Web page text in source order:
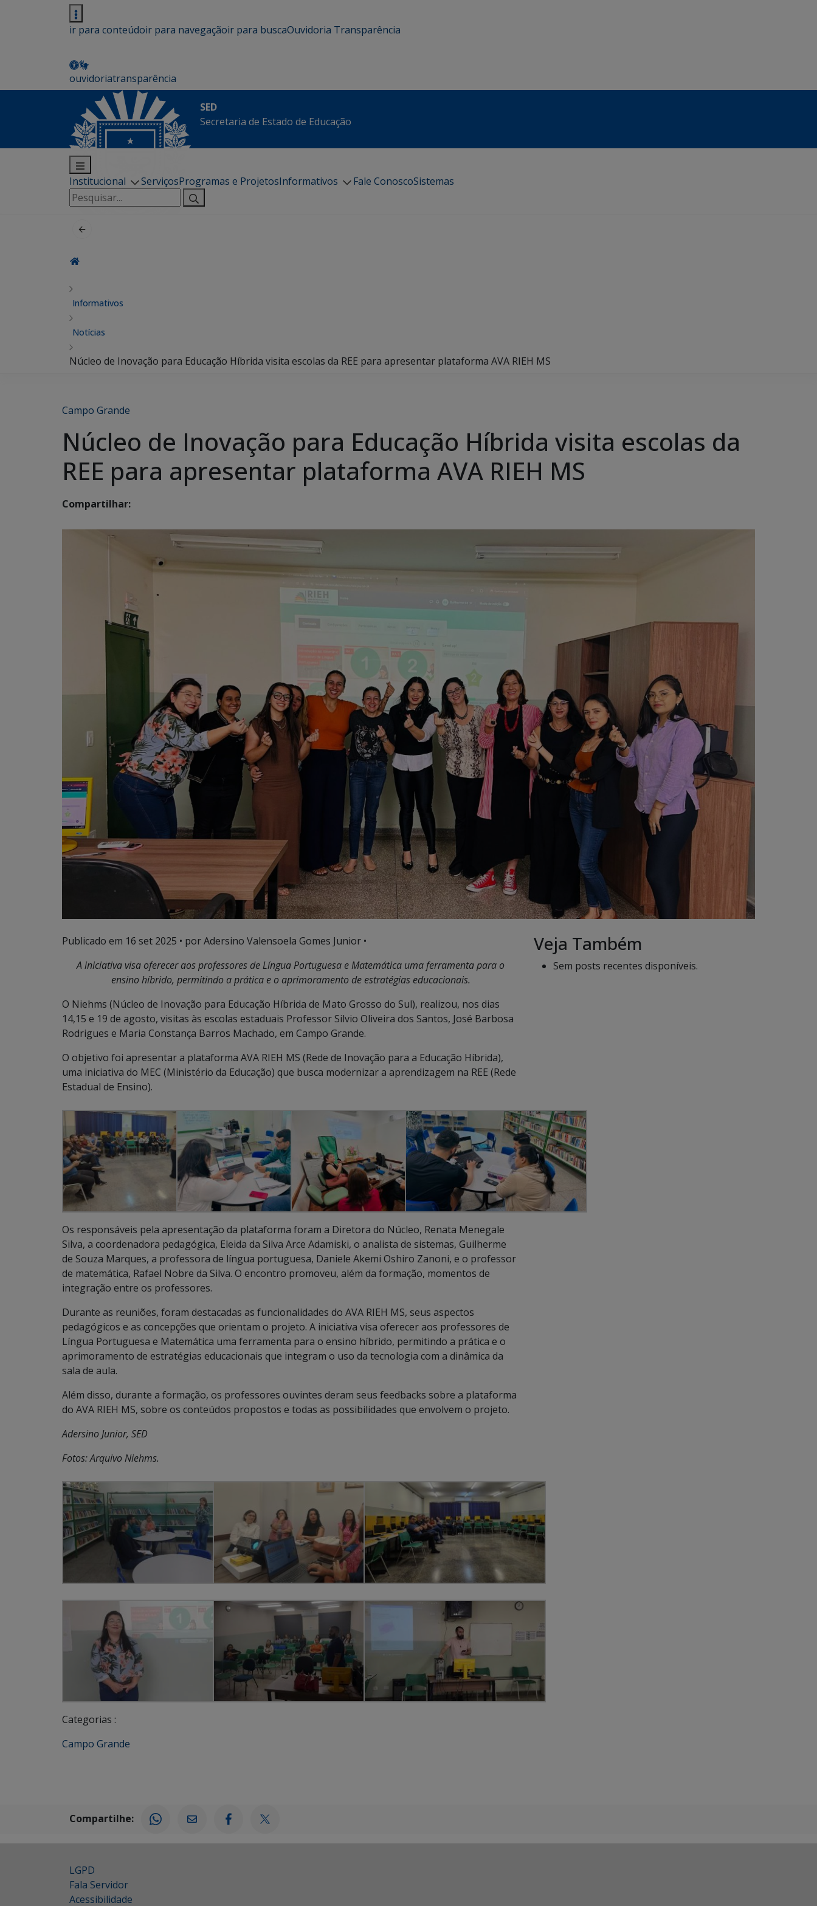
ir para conteúdoir para navegaçãoir para buscaOuvidoria Transparência
ouvidoriatransparência
SED
Secretaria de Estado de Educação
Institucional ServiçosProgramas e ProjetosInformativos Fale ConoscoSistemas
Pesquisar
por:
Informativos
Notícias
Núcleo de Inovação para Educação Híbrida visita escolas da REE para apresentar plataforma AVA RIEH MS
Campo Grande
Núcleo de Inovação para Educação Híbrida visita escolas da
REE para apresentar plataforma AVA RIEH MS
Compartilhar:
Publicado em 16 set 2025 • por Adersino Valensoela Gomes Junior •
A iniciativa visa oferecer aos professores de Língua Portuguesa e Matemática uma ferramenta para o
ensino híbrido, permitindo a prática e o aprimoramento de estratégias educacionais.
O Niehms (Núcleo de Inovação para Educação Híbrida de Mato Grosso do Sul), realizou, nos dias
14,15 e 19 de agosto, visitas às escolas estaduais Professor Silvio Oliveira dos Santos, José Barbosa
Rodrigues e Maria Constança Barros Machado, em Campo Grande.
O objetivo foi apresentar a plataforma AVA RIEH MS (Rede de Inovação para a Educação Híbrida),
uma iniciativa do MEC (Ministério da Educação) que busca modernizar a aprendizagem na REE (Rede
Estadual de Ensino).
Os responsáveis pela apresentação da plataforma foram a Diretora do Núcleo, Renata Menegale
Silva, a coordenadora pedagógica, Eleida da Silva Arce Adamiski, o analista de sistemas, Guilherme
de Souza Marques, a professora de língua portuguesa, Daniele Akemi Oshiro Zanoni, e o professor
de matemática, Rafael Nobre da Silva. O encontro promoveu, além da formação, momentos de
integração entre os professores.
Durante as reuniões, foram destacadas as funcionalidades do AVA RIEH MS, seus aspectos
pedagógicos e as concepções que orientam o projeto. A iniciativa visa oferecer aos professores de
Língua Portuguesa e Matemática uma ferramenta para o ensino híbrido, permitindo a prática e o
aprimoramento de estratégias educacionais que integram o uso da tecnologia com a dinâmica da
sala de aula.
Além disso, durante a formação, os professores ouvintes deram seus feedbacks sobre a plataforma
do AVA RIEH MS, sobre os conteúdos propostos e todas as possibilidades que envolvem o projeto.
Adersino Junior, SED
Fotos: Arquivo Niehms.
Categorias :
Campo Grande
Veja Também
Sem posts recentes disponíveis.
Compartilhe:
LGPD
Fala Servidor
Acessibilidade